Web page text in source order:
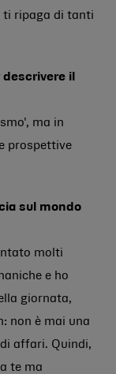
ti ripaga di tanti
il
ma in
prospettive
sul mondo
molti
e ho
giornata,
non è mai una
affari. Quindi,
te ma